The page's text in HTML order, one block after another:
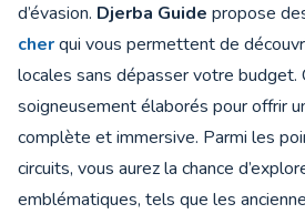
d’évasion. Djerba Guide propose
cherqui vous permettent de
locales sans dépasser votre budget.
soigneusement élaborés pour offrir
complète et immersive. Parmi les
circuits, vous aurez la chance
emblématiques, tels que les